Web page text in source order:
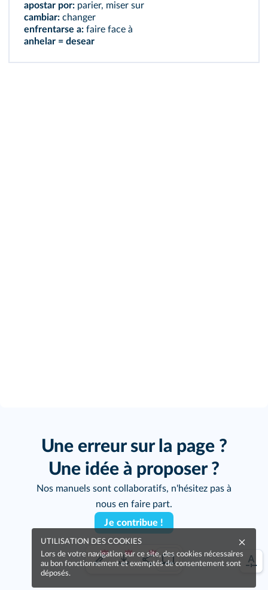
apostar por: parier, miser sur
cambiar: changer
enfrentarse a: faire face à
anhelar = desear
Une erreur sur la page ?
Une idée à proposer ?
Nos manuels sont collaboratifs, n'hésitez pas à
nous en faire part.
Je contribue !
UTILISATION DES COOKIES
Lors de votre navigation sur ce site, des cookies nécessaires
au bon fonctionnement et exemptés de consentement sont
déposés.